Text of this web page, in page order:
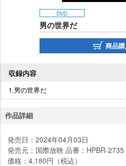
DVD
男の世界だ
商品購
収録内容
1.男の世界だ
作品詳細
発売日：2024年04月03日
発売元：国際放映 品番：HPBR-2735
価格：4,180円（税込）